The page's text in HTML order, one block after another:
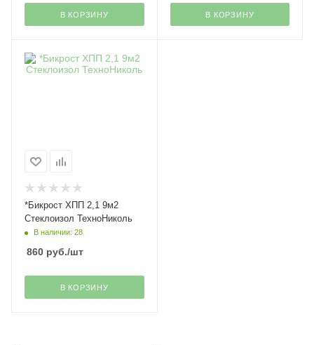
В КОРЗИНУ В КОРЗИНУ
*Бикрост ХПП 2,1 9м2
Стеклоизол ТехноНиколь
В наличии: 28
860 руб./шт
В КОРЗИНУ